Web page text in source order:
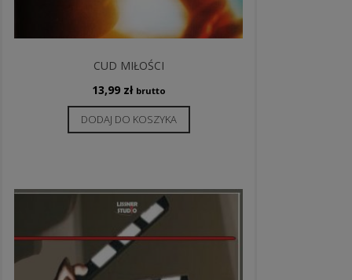
CUD MIŁOŚCI
13,99 zł brutto
DODAJ DO KOSZYKA